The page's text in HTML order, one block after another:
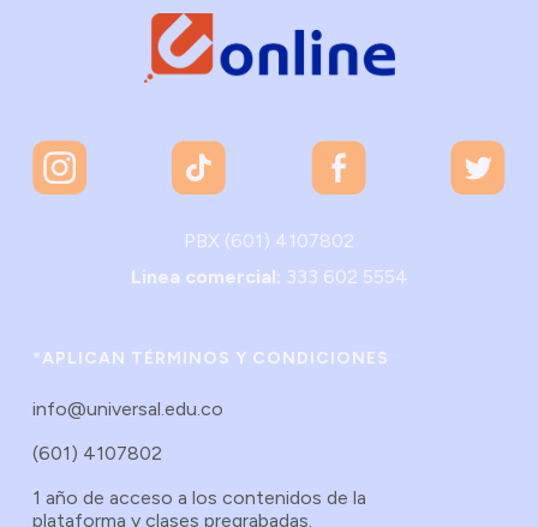
PBX (601) 4107802
Linea comercial: 333 602 5554
*APLICAN TÉRMINOS Y CONDICIONES
info@universal.edu.co
(601) 4107802
1 año de acceso a los contenidos de la
plataforma y clases pregrabadas.